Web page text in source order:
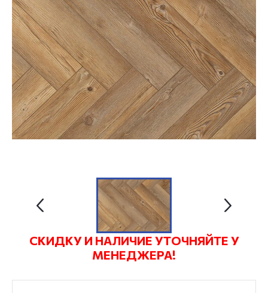
СКИДКУ И НАЛИЧИЕ УТОЧНЯЙТЕ У
МЕНЕДЖЕРА!